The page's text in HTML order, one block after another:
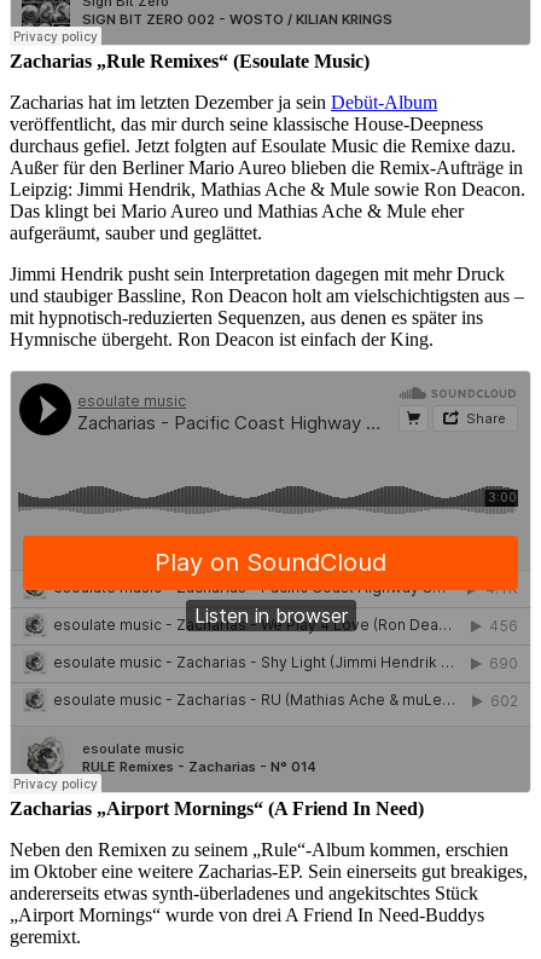
Zacharias „Rule Remixes“ (Esoulate Music)
Zacharias hat im letzten Dezember ja sein Debüt-Album
veröffentlicht, das mir durch seine klassische House-Deepness
durchaus gefiel. Jetzt folgten auf Esoulate Music die Remixe dazu.
Außer für den Berliner Mario Aureo blieben die Remix-Aufträge in
Leipzig: Jimmi Hendrik, Mathias Ache & Mule sowie Ron Deacon.
Das klingt bei Mario Aureo und Mathias Ache & Mule eher
aufgeräumt, sauber und geglättet.
Jimmi Hendrik pusht sein Interpretation dagegen mit mehr Druck
und staubiger Bassline, Ron Deacon holt am vielschichtigsten aus –
mit hypnotisch-reduzierten Sequenzen, aus denen es später ins
Hymnische übergeht. Ron Deacon ist einfach der King.
Zacharias „Airport Mornings“ (A Friend In Need)
Neben den Remixen zu seinem „Rule“-Album kommen, erschien
im Oktober eine weitere Zacharias-EP. Sein einerseits gut breakiges,
andererseits etwas synth-überladenes und angekitschtes Stück
„Airport Mornings“ wurde von drei A Friend In Need-Buddys
geremixt.